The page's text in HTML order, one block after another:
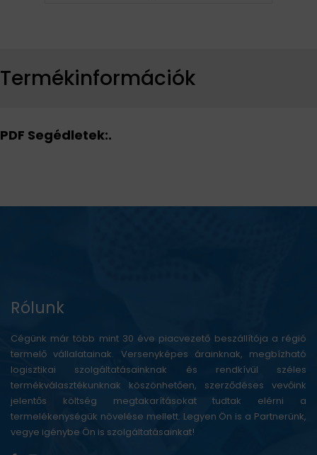
Termékinformációk
PDF Segédletek:.
Rólunk
Cégünk már több mint 30 éve piacvezető beszállítója a régió
termelő vállalatainak. Versenyképes árainknak, megbízható
logisztikai szolgáltatásainknak és rendkívül széles
termékválasztékunknak köszönhetően, szerződéses vevőink
jelentős költség megtakarításokat tudtak elérni a
termelékenységük növelése mellett. Legyen Ön is a Partnerünk,
vegye igénybe Ön is szolgáltatásainkat!